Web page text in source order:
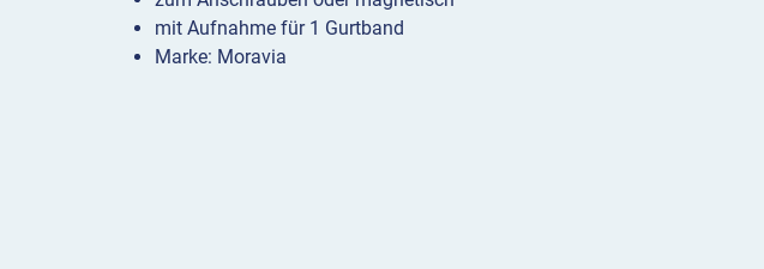
mit Aufnahme für 1 Gurtband
Marke: Moravia